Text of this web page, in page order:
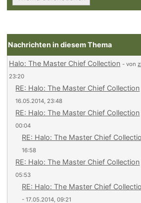
Nachrichten in diesem Thema
Halo: The Master Chief Collection - von
23:20
RE: Halo: The Master Chief Collection
16.05.2014, 23:48
RE: Halo: The Master Chief Collection
00:04
RE: Halo: The Master Chief
16:58
RE: Halo: The Master Chief Collection
05:53
RE: Halo: The Master Chief
- 17.05.2014, 09:21